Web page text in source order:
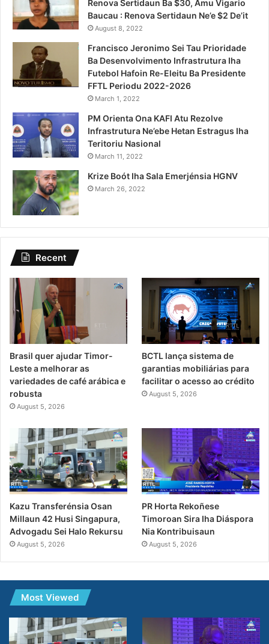
Renova Sertidaun Ba $30, Amu Vigario
Baucau : Renova Sertidaun Ne’e $2 De’it
August 8, 2022
Francisco Jeronimo Sei Tau Prioridade
Ba Desenvolvimento Infrastrutura Iha
Futebol Hafoin Re-Eleitu Ba Presidente
FFTL Periodu 2022-2026
March 1, 2022
PM Orienta Ona KAFI Atu Rezolve
Infrastrutura Ne’ebe Hetan Estragus Iha
Teritoriu Nasional
March 11, 2022
Krize Boót Iha Sala Emerjénsia HGNV
March 26, 2022
Recent
Brasil quer ajudar Timor-
Leste a melhorar as
variedades de café arábica e
robusta
August 5, 2026
BCTL lança sistema de
garantias mobiliárias para
facilitar o acesso ao crédito
August 5, 2026
Kazu Transferénsia Osan
Millaun 42 Husi Singapura,
Advogadu Sei Halo Rekursu
August 5, 2026
PR Horta Rekoñese
Timoroan Sira Iha Diáspora
Nia Kontribuisaun
August 5, 2026
Most Viewed